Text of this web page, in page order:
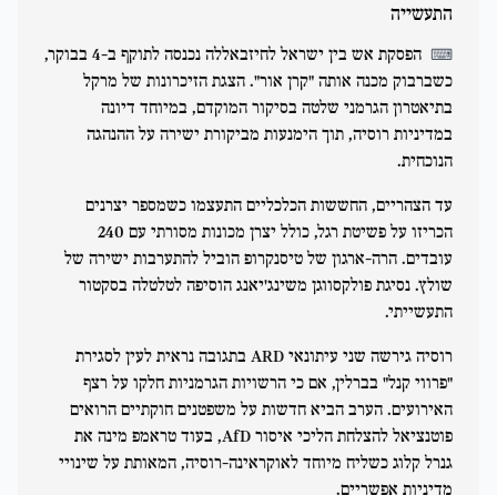
התעשייה
⌨
הפסקת אש בין ישראל לחיזבאללה נכנסה לתוקף ב-4 בבוקר,
כשברבוק מכנה אותה "קרן אור". הצגת הזיכרונות של מרקל
בתיאטרון הגרמני שלטה בסיקור המוקדם, במיוחד דיונה
במדיניות רוסיה, תוך הימנעות מביקורת ישירה על ההנהגה
הנוכחית.
עד הצהריים, החששות הכלכליים התעצמו כשמספר יצרנים
הכריזו על פשיטת רגל, כולל יצרן מכונות מסורתי עם 240
עובדים. הרה-ארגון של טיסנקרופ הוביל להתערבות ישירה של
שולץ. נסיגת פולקסווגן משינג'יאנג הוסיפה לטלטלה בסקטור
התעשייתי.
רוסיה גירשה שני עיתונאי ARD בתגובה נראית לעין לסגירת
"פרווי קנל" בברלין, אם כי הרשויות הגרמניות חלקו על רצף
האירועים. הערב הביא חדשות על משפטנים חוקתיים הרואים
פוטנציאל להצלחת הליכי איסור AfD, בעוד טראמפ מינה את
גנרל קלוג כשליח מיוחד לאוקראינה-רוסיה, המאותת על שינויי
מדיניות אפשריים.